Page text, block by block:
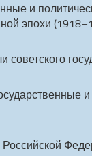
и
эпохи
советского